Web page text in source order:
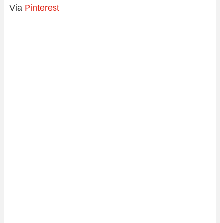
Via Pinterest